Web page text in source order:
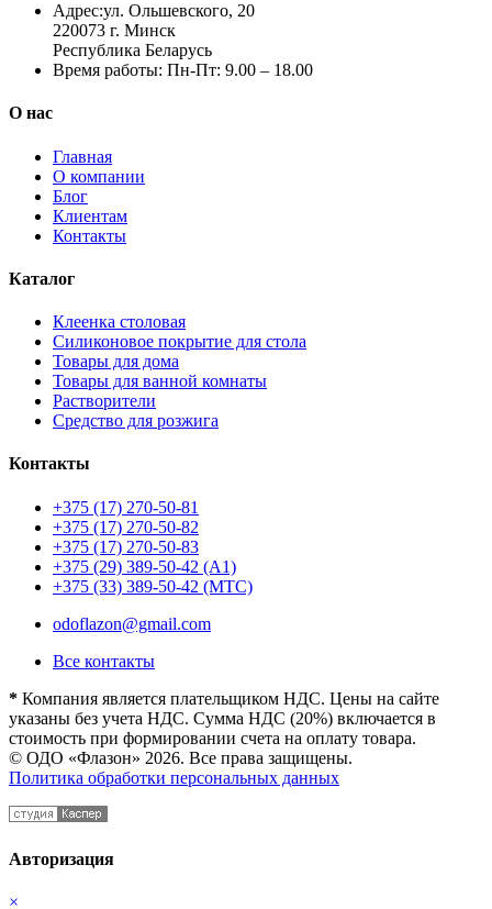
Адрес:ул. Ольшевского, 20
220073 г. Минск
Республика Беларусь
Время работы: Пн-Пт: 9.00 – 18.00
О нас
Главная
О компании
Блог
Клиентам
Контакты
Каталог
Клеенка столовая
Силиконовое покрытие для стола
Товары для дома
Товары для ванной комнаты
Растворители
Средство для розжига
Контакты
+375 (17) 270-50-81
+375 (17) 270-50-82
+375 (17) 270-50-83
+375 (29) 389-50-42 (А1)
+375 (33) 389-50-42 (МТС)
odoflazon@gmail.com
Все контакты
* Компания является плательщиком НДС. Цены на сайте
указаны без учета НДС. Сумма НДС (20%) включается в
стоимость при формировании счета на оплату товара.
© ОДО «Флазон» 2026. Все права защищены.
Политика обработки персональных данных
Авторизация
×